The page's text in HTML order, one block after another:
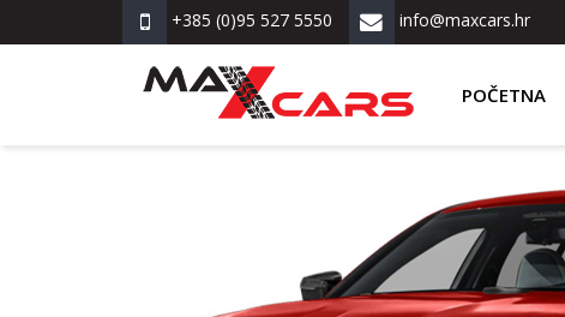
+385 (0)95 527 5550 info@maxcars.hr
POČETNA